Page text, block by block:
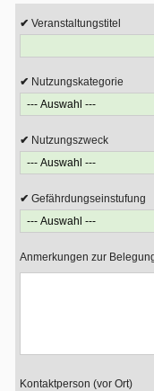
Veranstaltungstitel
Nutzungskategorie
Nutzungszweck
Gefährdungseinstufung
Anmerkungen zur
Kontaktperson (vor Ort)